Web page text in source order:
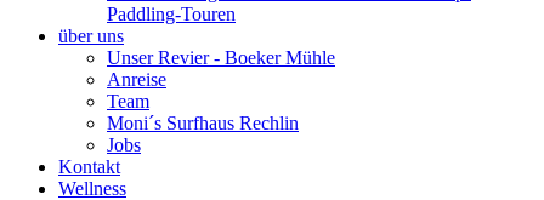
Paddling-Touren
über uns
Unser Revier - Boeker Mühle
Anreise
Team
Moni´s Surfhaus Rechlin
Jobs
Kontakt
Wellness